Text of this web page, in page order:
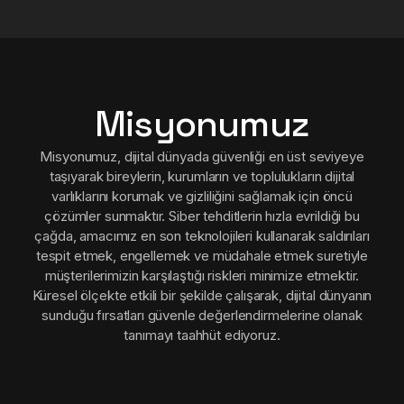
Misyonumuz
Misyonumuz, dijital dünyada güvenliği en üst seviyeye
taşıyarak bireylerin, kurumların ve toplulukların dijital
varlıklarını korumak ve gizliliğini sağlamak için öncü
çözümler sunmaktır. Siber tehditlerin hızla evrildiği bu
çağda, amacımız en son teknolojileri kullanarak saldırıları
tespit etmek, engellemek ve müdahale etmek suretiyle
müşterilerimizin karşılaştığı riskleri minimize etmektir.
Küresel ölçekte etkili bir şekilde çalışarak, dijital dünyanın
sunduğu fırsatları güvenle değerlendirmelerine olanak
tanımayı taahhüt ediyoruz.